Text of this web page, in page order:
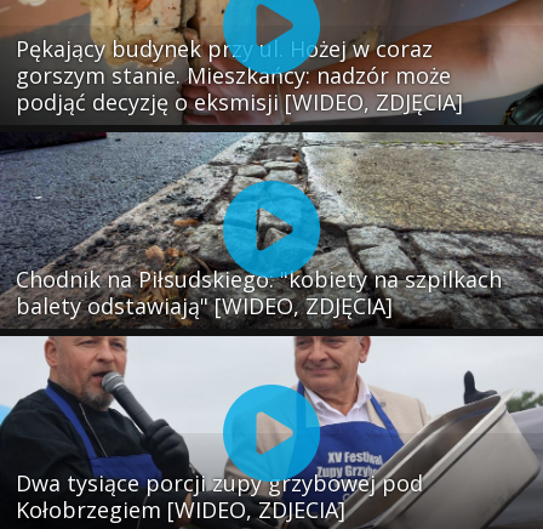
Pękający budynek przy ul. Hożej w coraz
gorszym stanie. Mieszkańcy: nadzór może
podjąć decyzję o eksmisji [WIDEO, ZDJĘCIA]
Chodnik na Piłsudskiego: "kobiety na szpilkach
balety odstawiają" [WIDEO, ZDJĘCIA]
Dwa tysiące porcji zupy grzybowej pod
Kołobrzegiem [WIDEO, ZDJECIA]